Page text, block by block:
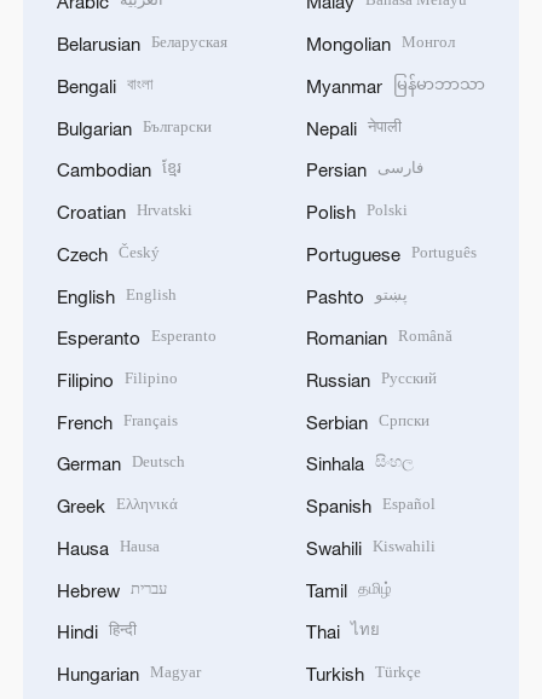
Belarusian Беларуская
Bengali বাংলা
Bulgarian Български
Cambodian ខ្មែរ
Croatian Hrvatski
Czech Český
English English
Esperanto Esperanto
Filipino Filipino
French Français
German Deutsch
Greek Ελληνικά
Hausa Hausa
Hebrew עברית
Hindi हिन्दी
Hungarian Magyar
Mongolian Монгол
Myanmar မြန်မာဘာသာ
Nepali नेपाली
Persian فارسی
Polish Polski
Portuguese Português
Pashto پښتو
Romanian Română
Russian Русский
Serbian Српски
Sinhala සිංහල
Spanish Español
Swahili Kiswahili
Tamil தமிழ்
Thai ไทย
Turkish Türkçe